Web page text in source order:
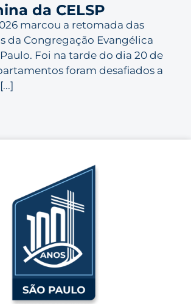
da CELSP
marcou a retomada das
da Congregação Evangélica
Foi na tarde do dia 20 de
foram desafiados a